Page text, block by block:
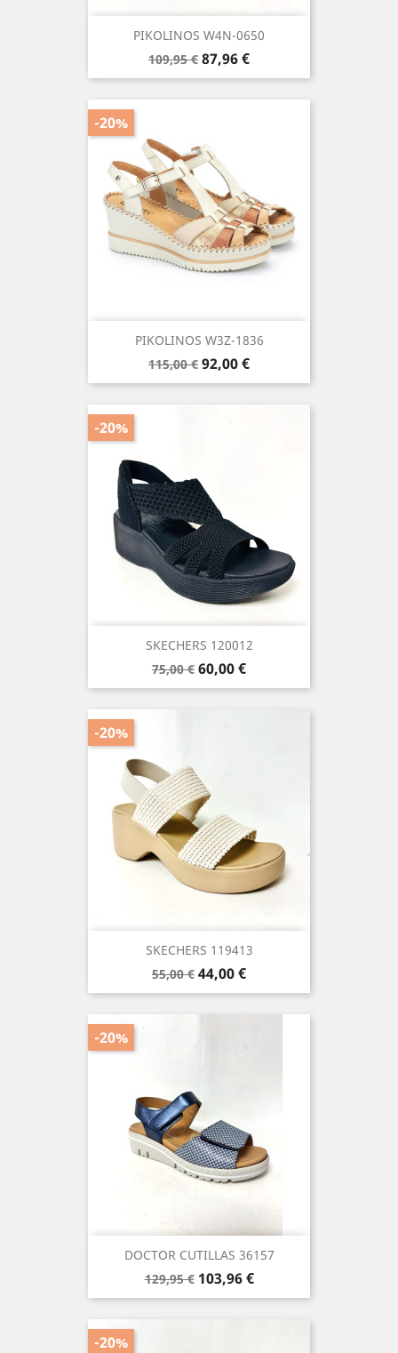
PIKOLINOS W4N-0650
Precio
base
109,95 € Precio
87,96 €
PIKOLINOS W3Z-1836
Precio
base
115,00 € Precio
92,00 €
-20%
SKECHERS 120012
Precio
base
75,00 € Precio
60,00 €
-20%
SKECHERS 119413
Precio
base
55,00 € Precio
44,00 €
-20%
DOCTOR CUTILLAS 36157
Precio
base
129,95 € Precio
103,96 €
-20%
-20%